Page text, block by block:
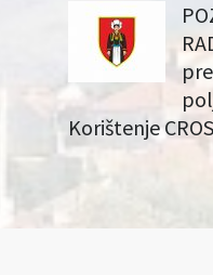
Korištenje